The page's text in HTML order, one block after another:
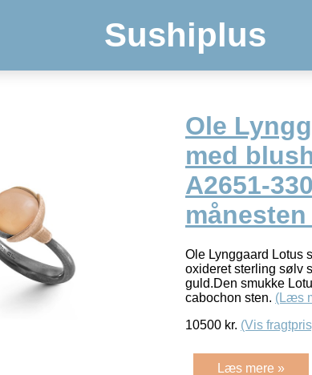
Sushiplus
Ole
med
A2651-
månesten
Ole Lynggaard Lotus
oxideret sterling sølv
guld.Den smukke
cabochon sten. (Læs
10500 kr. (Vis
Læs mere »